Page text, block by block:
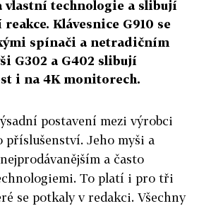
vlastní technologie a slibují
Klávesnice G910 se
spínači a netradičním
G302 a G402 slibují
i na 4K monitorech.
postavení mezi výrobci
příslušenství. Jeho myši a
a často
To platí i pro tři
se potkaly v redakci. Všechny